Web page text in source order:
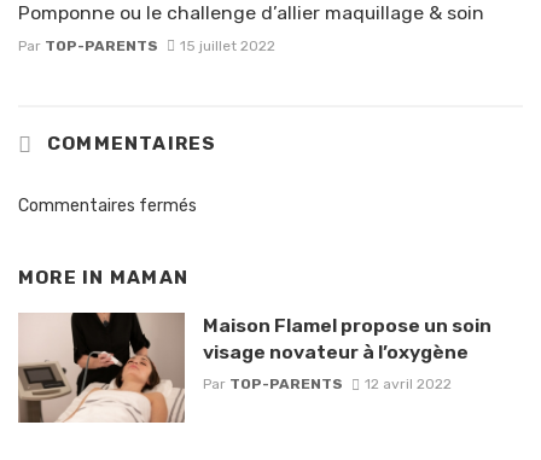
Pomponne ou le challenge d’allier maquillage & soin
Par TOP-PARENTS 15 juillet 2022
COMMENTAIRES
Commentaires fermés
MORE IN MAMAN
Maison Flamel propose un soin
visage novateur à l’oxygène
Par TOP-PARENTS 12 avril 2022